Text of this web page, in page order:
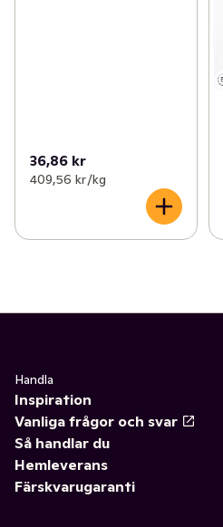
36,86 kr
409,56 kr /kg
Handla
Inspiration
Vanliga frågor och svar
Så handlar du
Hemleverans
Färskvarugaranti